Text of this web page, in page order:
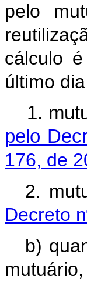
pelo
cálculo
último
1.
pelo
176, de
2.
Decreto
b)